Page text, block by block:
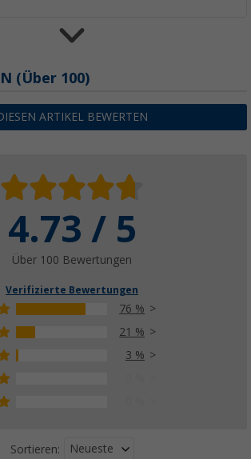
HEOSdoor mat Einstiegmatte
ab 24,99€UVP29,- €
Berger Läufer
(65)
ab 20, 99€
(Über 100)
ARTIKEL BEWERTEN
4.73 / 5
Über 100 Bewertungen
Verifizierte Bewertungen
76 %
21 %
3 %
Sortieren: Neueste